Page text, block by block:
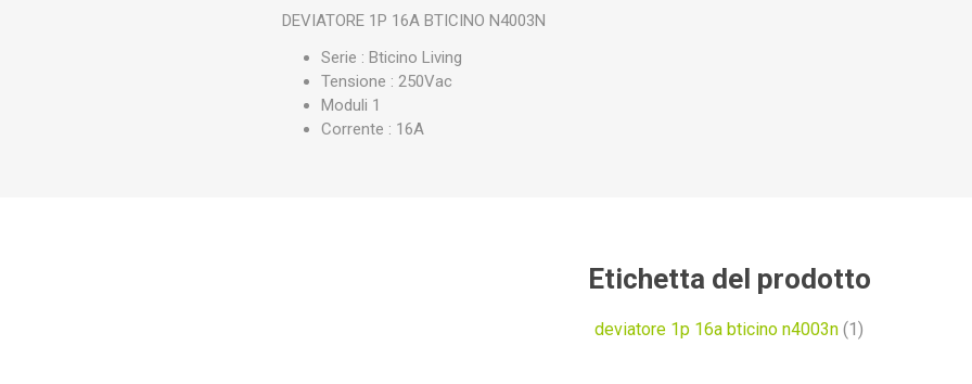
DEVIATORE 1P 16A BTICINO N4003N
Serie : Bticino Living
Tensione : 250Vac
Moduli 1
Corrente : 16A
Etichetta del prodotto
deviatore 1p 16a bticino n4003n (1)